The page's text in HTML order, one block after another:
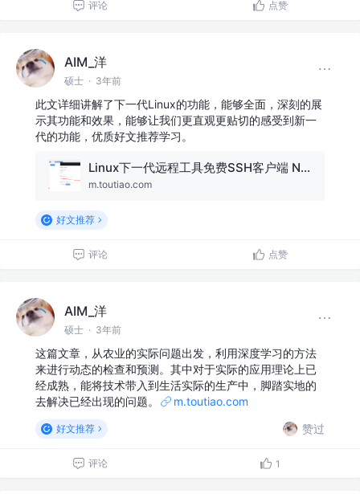
评论 点赞
AIM_洋
硕士 · 3年前
此文详细讲解了下一代Linux的功能，能够全面，深刻的展
示其功能和效果，能够让我们更直观更贴切的感受到新一
代的功能，优质好文推荐学习。
Linux下一代远程工具免费SSH客户端 NxShell
m.toutiao.com
好文推荐
评论 点赞
AIM_洋
硕士 · 3年前
这篇文章，从农业的实际问题出发，利用深度学习的方法
来进行动态的检查和预测。其中对于实际的应用理论上已
经成熟，能将技术带入到生活实际的生产中，脚踏实地的
去解决已经出现的问题。
m.toutiao.com
好文推荐 赞过
评论 1